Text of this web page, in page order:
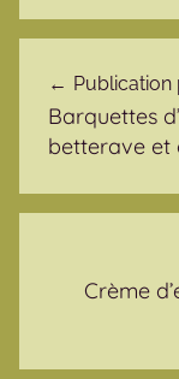
Publication
Barquettes
betterave et
Crème